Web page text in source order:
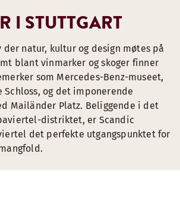
I STUTTGART
natur, kultur og design møtes på
blant vinmarker og skoger finner
som Mercedes-Benz-museet,
Schloss, og det imponerende
Mailänder Platz. Beliggende i det
distriktet, er Scandic
det perfekte utgangspunktet for